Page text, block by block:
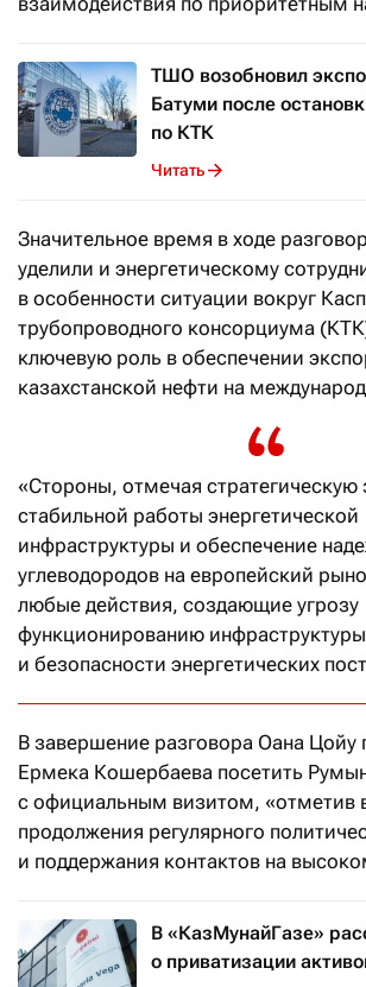
ТШО возобновил
Батуми после
по КТК
Читать
Значительное время в ходе
уделили и энергетическому
в особенности ситуации вокруг
трубопроводного консорциума
ключевую роль в обеспечении
казахстанской нефти на
«Стороны, отмечая стратегическую
стабильной работы энергетической
инфраструктуры и обеспечение
углеводородов на европейский
любые действия, создающие угрозу
функционированию
и безопасности энергетических
В завершение разговора Оана Цойу
Ермека Кошербаева посетить
с официальным визитом, «отметив
продолжения регулярного
и поддержания контактов на
В «КазМунайГазе»
о приватизации